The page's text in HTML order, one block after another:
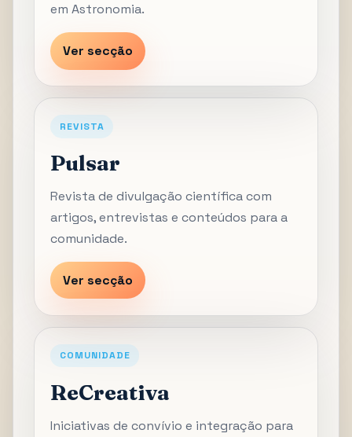
em Astronomia.
Ver secção
REVISTA
Pulsar
Revista de divulgação científica com
artigos, entrevistas e conteúdos para a
comunidade.
Ver secção
COMUNIDADE
ReCreativa
Iniciativas de convívio e integração para